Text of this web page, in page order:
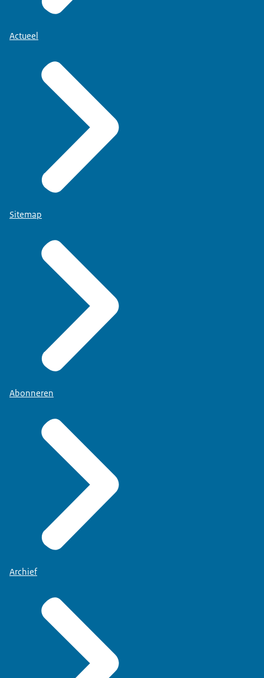
Actueel
Sitemap
Abonneren
Archief